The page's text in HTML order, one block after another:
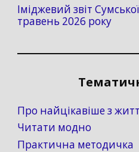
Іміджевий звіт
травень 2026 року
Про найцікавіше з
Читати модно
Практична методичка